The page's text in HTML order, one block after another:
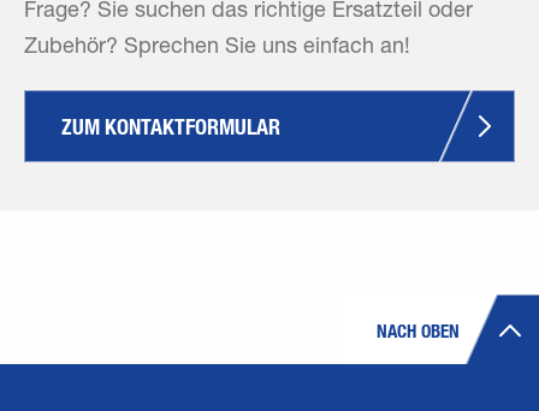
Frage? Sie suchen das richtige Ersatzteil oder
Zubehör? Sprechen Sie uns einfach an!
ZUM KONTAKTFORMULAR
NACH OBEN